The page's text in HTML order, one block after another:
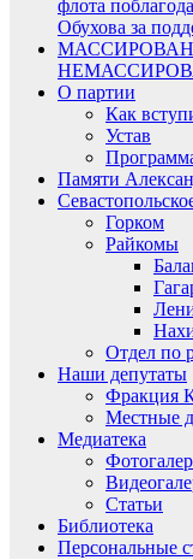
флота
Обухова за
О партии
Как
Устав
Памяти
Горком
Райкомы
Отдел по
Наши депутаты
Фракция
Местные
Медиатека
Статьи
Библиотека
Персональные